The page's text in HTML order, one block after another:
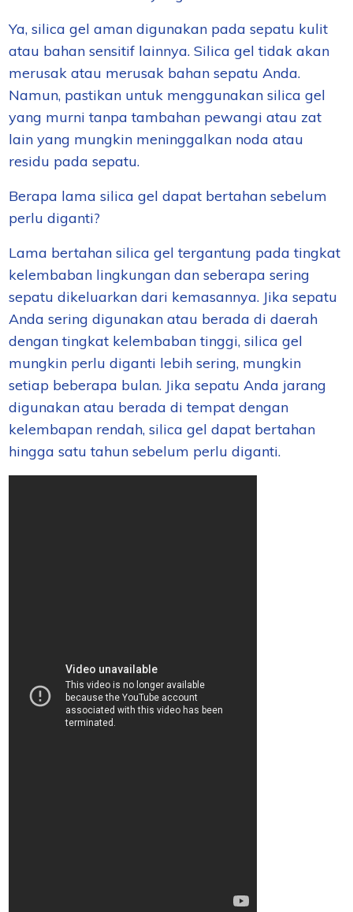
Ya, silica gel aman digunakan pada sepatu kulit
atau bahan sensitif lainnya. Silica gel tidak akan
merusak atau merusak bahan sepatu Anda.
Namun, pastikan untuk menggunakan silica gel
yang murni tanpa tambahan pewangi atau zat
lain yang mungkin meninggalkan noda atau
residu pada sepatu.
Berapa lama silica gel dapat bertahan sebelum
perlu diganti?
Lama bertahan silica gel tergantung pada tingkat
kelembaban lingkungan dan seberapa sering
sepatu dikeluarkan dari kemasannya. Jika sepatu
Anda sering digunakan atau berada di daerah
dengan tingkat kelembaban tinggi, silica gel
mungkin perlu diganti lebih sering, mungkin
setiap beberapa bulan. Jika sepatu Anda jarang
digunakan atau berada di tempat dengan
kelembapan rendah, silica gel dapat bertahan
hingga satu tahun sebelum perlu diganti.